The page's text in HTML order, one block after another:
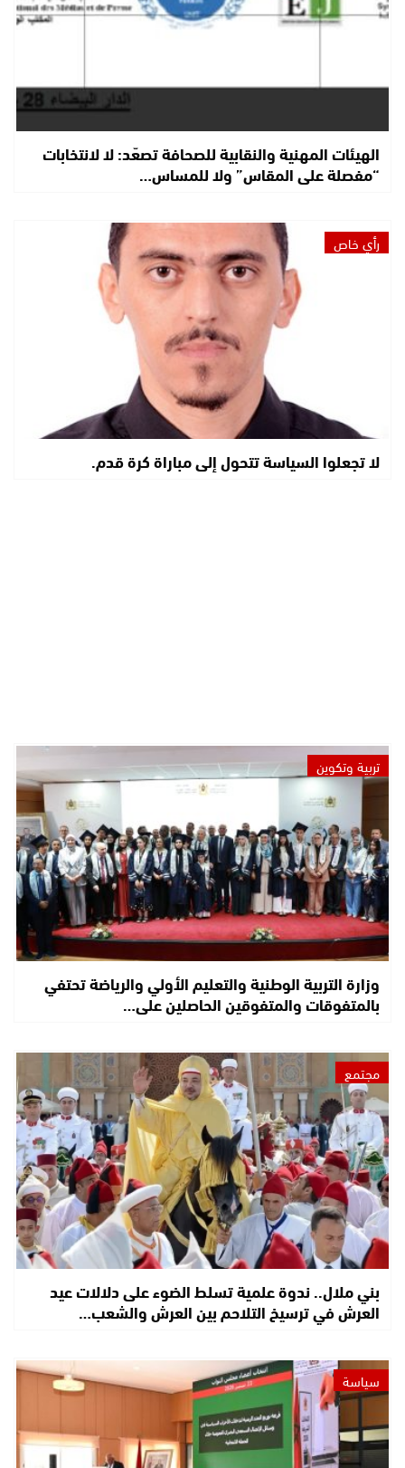
الهيئات المهنية والنقابية للصحافة تصعّد: لا لانتخابات
“مفصلة على المقاس” ولا للمساس…
رأي خاص
لا تجعلوا السياسة تتحول إلى مباراة كرة قدم.
تربية وتكوين
وزارة التربية الوطنية والتعليم الأولي والرياضة تحتفي
بالمتفوقات والمتفوقين الحاصلين على…
مجتمع
بني ملال.. ندوة علمية تسلط الضوء على دلالات عيد
العرش في ترسيخ التلاحم بين العرش والشعب…
سياسة